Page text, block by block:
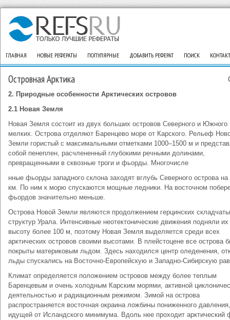
ГЛАВНАЯ НОВЫЕ РЕФЕРАТЫ ПОПУЛЯРНЫЕ ДОБАВИТЬ РЕФЕРАТ ПОИСК
Островная Арктика
2. Природные особенности Арктических островов
2.1 Новая Земля
Новая Земля состоит из двух больших островов Северного и Южного
мелких. Острова отделяют Баренцево море от Карского. Рельеф
Земли гористый с максимальными отметками 1000–1500 м и
собой пенеплен, расчлененный глубокими речными долинами,
превращенными в сквозные троги и фьорды. Многочисле
нные фьорды западного склона заходят вглубь Северного острова на
км. По ним к морю спускаются мощные ледники. На восточном
фьордов значительно меньше.
Острова Новой Земли являются продолжением герцинских
структур Урала. Интенсивные неотектонические движения подняли их
высоту более 100 м, поэтому Новая Земля выделяется среди всех
арктических островов своими высотами. В плейстоцене все острова
покрыты материковым льдом. Здесь находился центр оледенения,
льды спускались на Восточно-Европейскую и Западно-Сибирскую
Климат определяется положением островов между более теплым
Баренцевым и очень холодным Карским морями, активной
деятельностью и радиационным режимом. Зимой на острова
распространяется восточная окраина ложбины пониженного давления,
идущей от Исландского минимума. Вдоль нее проходит арктический